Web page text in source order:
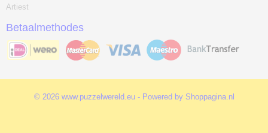
Artiest
Betaalmethodes
© 2026 www.puzzelwereld.eu - Powered by Shoppagina.nl